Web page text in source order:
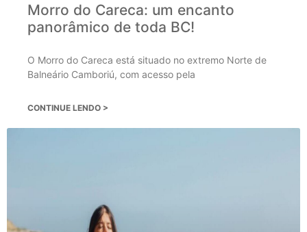
Morro do Careca: um encanto
panorâmico de toda BC!
O Morro do Careca está situado no extremo Norte de
Balneário Camboriú, com acesso pela
CONTINUE LENDO >